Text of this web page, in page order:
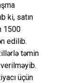
ki, satın
1500
edilib.
təmin
üçün